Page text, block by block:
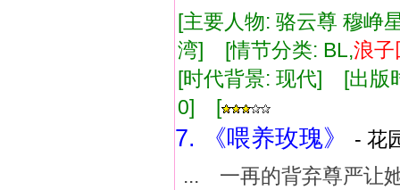
[主要人物: 骆云尊 穆峥
湾] [情节分类: BL,浪子
[时代背景: 现代] [出
0] [
7. 《喂养玫瑰》
- 花
... 一再的背弃尊严